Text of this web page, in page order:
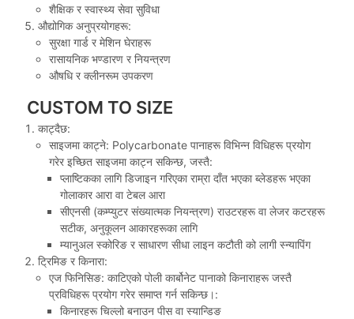
शैक्षिक र स्वास्थ्य सेवा सुविधा
औद्योगिक अनुप्रयोगहरू:
सुरक्षा गार्ड र मेशिन घेराहरू
रासायनिक भण्डारण र नियन्त्रण
औषधि र क्लीनरूम उपकरण
CUSTOM TO SIZE
काट्दैछ:
साइजमा काट्ने: Polycarbonate पानाहरू विभिन्न विधिहरू प्रयोग
गरेर इच्छित साइजमा काट्न सकिन्छ, जस्तै:
प्लाष्टिकका लागि डिजाइन गरिएका राम्रा दाँत भएका ब्लेडहरू भएका
गोलाकार आरा वा टेबल आरा
सीएनसी (कम्प्युटर संख्यात्मक नियन्त्रण) राउटरहरू वा लेजर कटरहरू
सटीक, अनुकूलन आकारहरूका लागि
म्यानुअल स्कोरिङ र साधारण सीधा लाइन कटौती को लागी स्न्यापिंग
ट्रिमिङ र किनारा:
एज फिनिसिङ: काटिएको पोली कार्बोनेट पानाको किनाराहरू जस्तै
प्रविधिहरू प्रयोग गरेर समाप्त गर्न सकिन्छ।:
किनारहरू चिल्लो बनाउन पीस वा स्यान्डिङ